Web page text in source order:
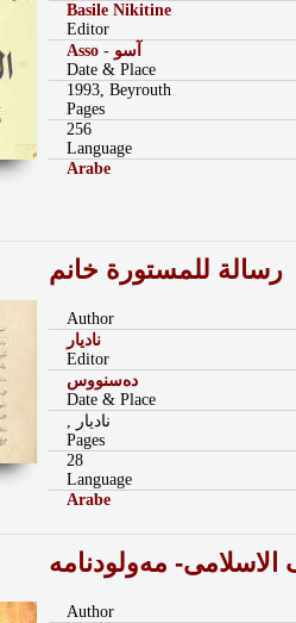
Basile Nikitine
Editor
Asso - آسو
Date & Place
1993, Beyrouth
Pages
256
Language
Arabe
رسالة للمستورة خانم
Author
نادیار
Editor
دەسنووس
Date & Place
, نادیار
Pages
28
Language
Arabe
Author